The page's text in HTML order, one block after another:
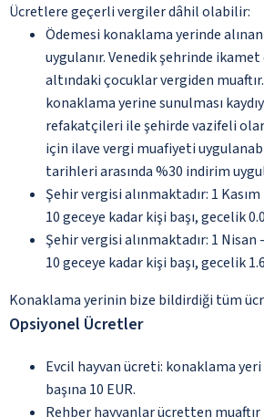
Ücretlere geçerli vergiler dâhil olabilir:
Ödemesi konaklama yerinde
uygulanır. Venedik şehrinde ikamet
altındaki çocuklar vergiden
konaklama yerine sunulması
refakatçileri ile şehirde vazifeli
için ilave vergi muafiyeti
tarihleri arasında %30 indirim
Şehir vergisi alınmaktadır: 1
10 geceye kadar kişi başı, gecelik
Şehir vergisi alınmaktadır: 1
10 geceye kadar kişi başı, gecelik
Konaklama yerinin bize bildirdiği tüm
Opsiyonel Ücretler
Evcil hayvan ücreti: konaklama
başına 10 EUR.
Rehber hayvanlar ücretten muaftır